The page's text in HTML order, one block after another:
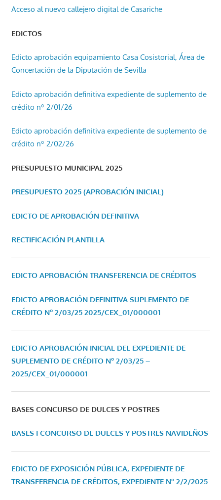
Acceso al nuevo callejero digital de Casariche
EDICTOS
Edicto aprobación equipamiento Casa Cosistorial, Área de
Concertación de la Diputación de Sevilla
Edicto aprobación definitiva expediente de suplemento de
crédito nº 2/01/26
Edicto aprobación definitiva expediente de suplemento de
crédito nº 2/02/26
PRESUPUESTO MUNICIPAL 2025
PRESUPUESTO 2025 (APROBACIÓN INICIAL)
EDICTO DE APROBACIÓN DEFINITIVA
RECTIFICACIÓN PLANTILLA
EDICTO APROBACIÓN TRANSFERENCIA DE CRÉDITOS
EDICTO APROBACIÓN DEFINITIVA SUPLEMENTO DE
CRÉDITO Nº 2/03/25 2025/CEX_01/000001
EDICTO APROBACIÓN INICIAL DEL EXPEDIENTE DE
SUPLEMENTO DE CRÉDITO Nº 2/03/25 –
2025/CEX_01/000001
BASES CONCURSO DE DULCES Y POSTRES
BASES I CONCURSO DE DULCES Y POSTRES NAVIDEÑOS
EDICTO DE EXPOSICIÓN PÚBLICA, EXPEDIENTE DE
TRANSFERENCIA DE CRÉDITOS, EXPEDIENTE Nº 2/2/2025